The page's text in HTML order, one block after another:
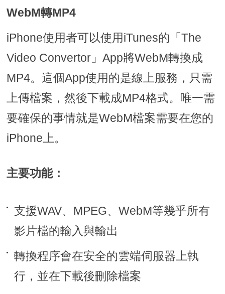
WebM轉MP4
iPhone使用者可以使用iTunes的「The
Video Convertor」App將WebM轉換成
MP4。這個App使用的是線上服務，只需
上傳檔案，然後下載成MP4格式。唯一需
要確保的事情就是WebM檔案需要在您的
iPhone上。
主要功能：
支援WAV、MPEG、WebM等幾乎所有
影片檔的輸入與輸出
轉換程序會在安全的雲端伺服器上執
行，並在下載後刪除檔案